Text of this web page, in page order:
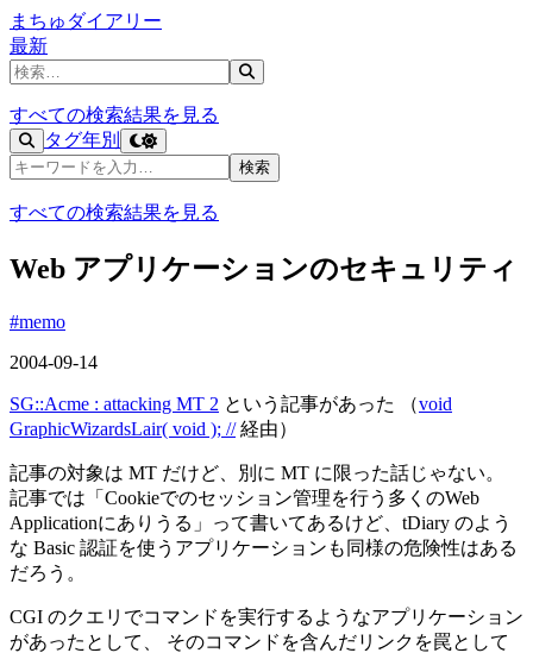
まちゅダイアリー
最新
記事を検索
すべての検索結果を見る
タグ年別
記事を検索
検索
すべての検索結果を見る
Web アプリケーションのセキュリティ
#memo
2004-09-14
SG::Acme : attacking MT 2 という記事があった （void
GraphicWizardsLair( void ); //経由）
記事の対象は MT だけど、別に MT に限った話じゃない。
記事では「Cookieでのセッション管理を行う多くのWeb
Applicationにありうる」って書いてあるけど、tDiary のよう
な Basic 認証を使うアプリケーションも同様の危険性はある
だろう。
CGI のクエリでコマンドを実行するようなアプリケーション
があったとして、 そのコマンドを含んだリンクを罠として